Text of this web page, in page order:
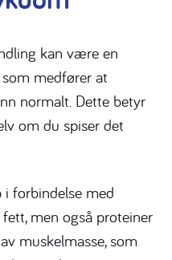
kan være en
medfører at
normalt. Dette betyr
om du spiser det
forbindelse med
men også proteiner
muskelmasse, som